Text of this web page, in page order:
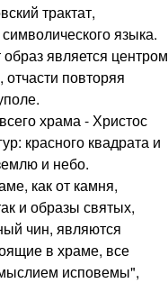
трактат,
языка.
является центром
отчасти повторяя
храма - Христос
красного квадрата и
и небо.
как от камня,
и образы святых,
чин, являются
в храме, все
исповемы",